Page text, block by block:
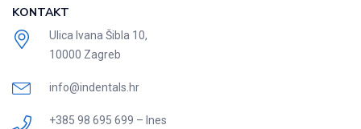
KONTAKT
Ulica Ivana Šibla 10,
10000 Zagreb
info@indentals.hr
+385 98 695 699 – Ines